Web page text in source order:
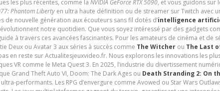
les plus récentes, comme la NVIDIA GeForce RTX 5090, et vous guidons sur
Phantom Libertyen ultra haute définition ou de streamer sur Twitch avec
de nouvelle génération aux écouteurs sans fil dotés d’intelligence
notre quotidien. Que vous soyez intéressé par des gadgets
à travers ces avancées fascinantes. Pour les amateurs de cinéma et
Deux ou Avatar 3 aux séries à succès comme The Witcherou The Last
en reste sur Actualitesjeuxvideo.fr. Nous explorons les innovations les
VR comme le Meta Quest 3. En 2025, l’industrie du divertissement
Grand Theft Auto VI, Doom: The Dark Ages ou Death Stranding 2: On
ultra-performants. Les RPG d’envergure comme Avowed ou Star Wars